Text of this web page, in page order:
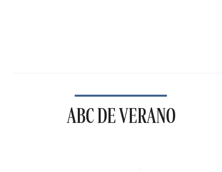
ABC DE VERANO